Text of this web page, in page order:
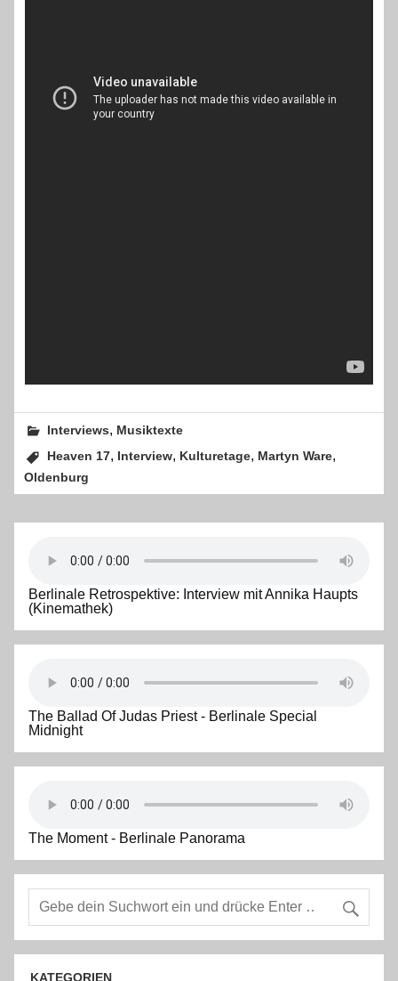
Interviews, Musiktexte
Heaven 17, Interview, Kulturetage, Martyn Ware,
Oldenburg
Berlinale Retrospektive: Interview mit Annika Haupts
(Kinemathek)
The Ballad Of Judas Priest - Berlinale Special
Midnight
The Moment - Berlinale Panorama
KATEGORIEN